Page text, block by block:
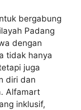
bergabung
Padang
dengan
tidak hanya
juga
diri dan
Alfamart
inklusif,